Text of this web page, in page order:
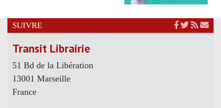
SUIVRE
Transit Librairie
51 Bd de la Libération
13001 Marseille
France